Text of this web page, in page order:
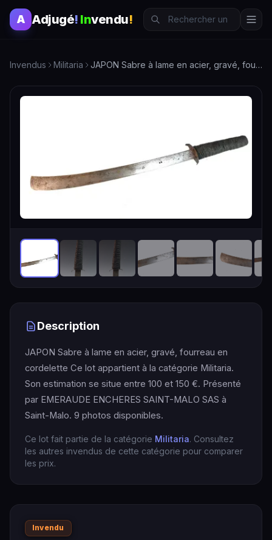
A Adjugé! Invendu!
Invendus Militaria JAPON Sabre à lame en acier, gravé, fourreau en cordelette
Description
JAPON Sabre à lame en acier, gravé, fourreau en
cordelette Ce lot appartient à la catégorie Militaria.
Son estimation se situe entre 100 et 150 €. Présenté
par EMERAUDE ENCHERES SAINT-MALO SAS à
Saint-Malo. 9 photos disponibles.
Ce lot fait partie de la catégorie Militaria. Consultez
les autres invendus de cette catégorie pour comparer
les prix.
Invendu